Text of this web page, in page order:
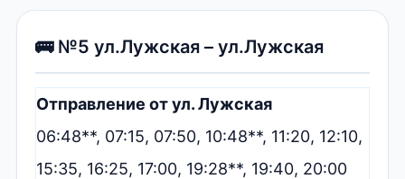
🚌 №5 ул.Лужская – ул.Лужская
Отправление от ул. Лужская
06:48**, 07:15, 07:50, 10:48**, 11:20, 12:10,
15:35, 16:25, 17:00, 19:28**, 19:40, 20:00